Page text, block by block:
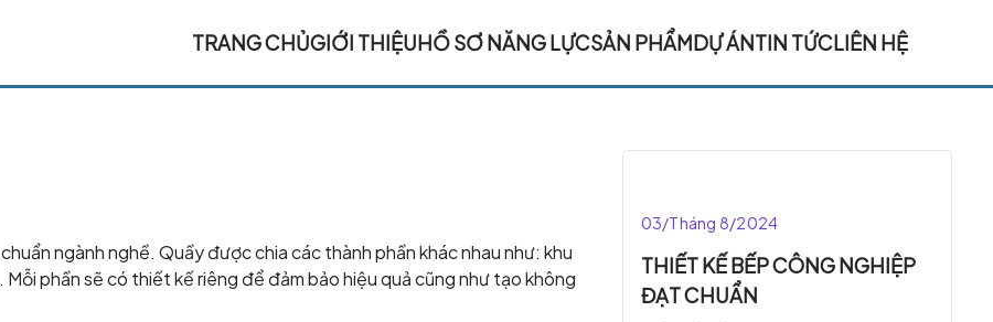
TRANG CHỦGIỚI THIỆUHỒ SƠ NĂNG LỰCSẢN PHẨMDỰ ÁNTIN TỨCLIÊN HỆ
ngành nghề. Quầy được chia các thành phần khác nhau như: khu
phần sẽ có thiết kế riêng để đảm bảo hiệu quả cũng như tạo không
03/Tháng 8/2024
THIẾT KẾ BẾP CÔNG NGHIỆP
ĐẠT CHUẨN